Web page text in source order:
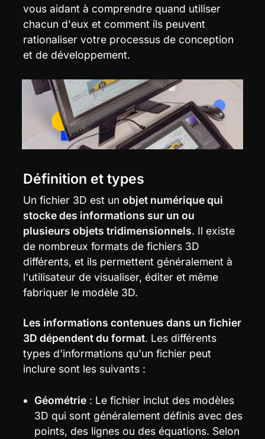
vous aidant à comprendre quand utiliser
chacun d'eux et comment ils peuvent
rationaliser votre processus de conception
et de développement.
Définition et types
Un fichier 3D est un objet numérique qui
stocke des informations sur un ou
plusieurs objets tridimensionnels. Il existe
de nombreux formats de fichiers 3D
différents, et ils permettent généralement à
l'utilisateur de visualiser, éditer et même
fabriquer le modèle 3D.
Les informations contenues dans un fichier
3D dépendent du format. Les différents
types d'informations qu'un fichier peut
inclure sont les suivants :
Géométrie : Le fichier inclut des modèles
3D qui sont généralement définis avec des
points, des lignes ou des équations. Selon